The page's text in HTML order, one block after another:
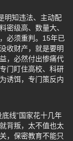
明知违法、主动配
密级高、数量大、
必须重判。15年已
收财产，就是要明
，必然付出惨痛代
门盯住高校、科研
诱饵，专门策反内
线”国家花十几年
背叛，太不值也太
，保密教育不能只